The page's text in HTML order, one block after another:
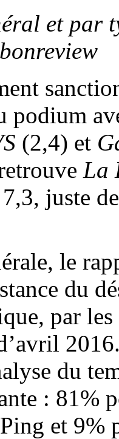
et par
podium
(2,4) et
La
juste
le
du
par les
du
: 81%
et 9%